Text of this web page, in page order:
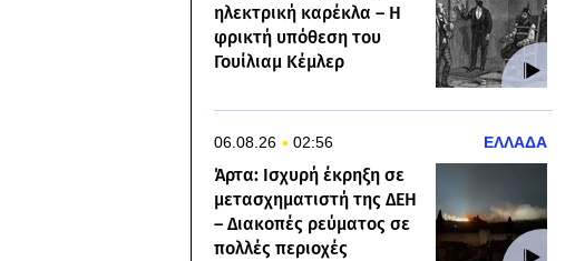
ηλεκτρική καρέκλα – Η
φρικτή υπόθεση του
Γουίλιαμ Κέμλερ
06.08.26 02:56 ΕΛΛΑΔΑ
Άρτα: Ισχυρή έκρηξη σε
μετασχηματιστή της ΔΕΗ
– Διακοπές ρεύματος σε
πολλές περιοχές